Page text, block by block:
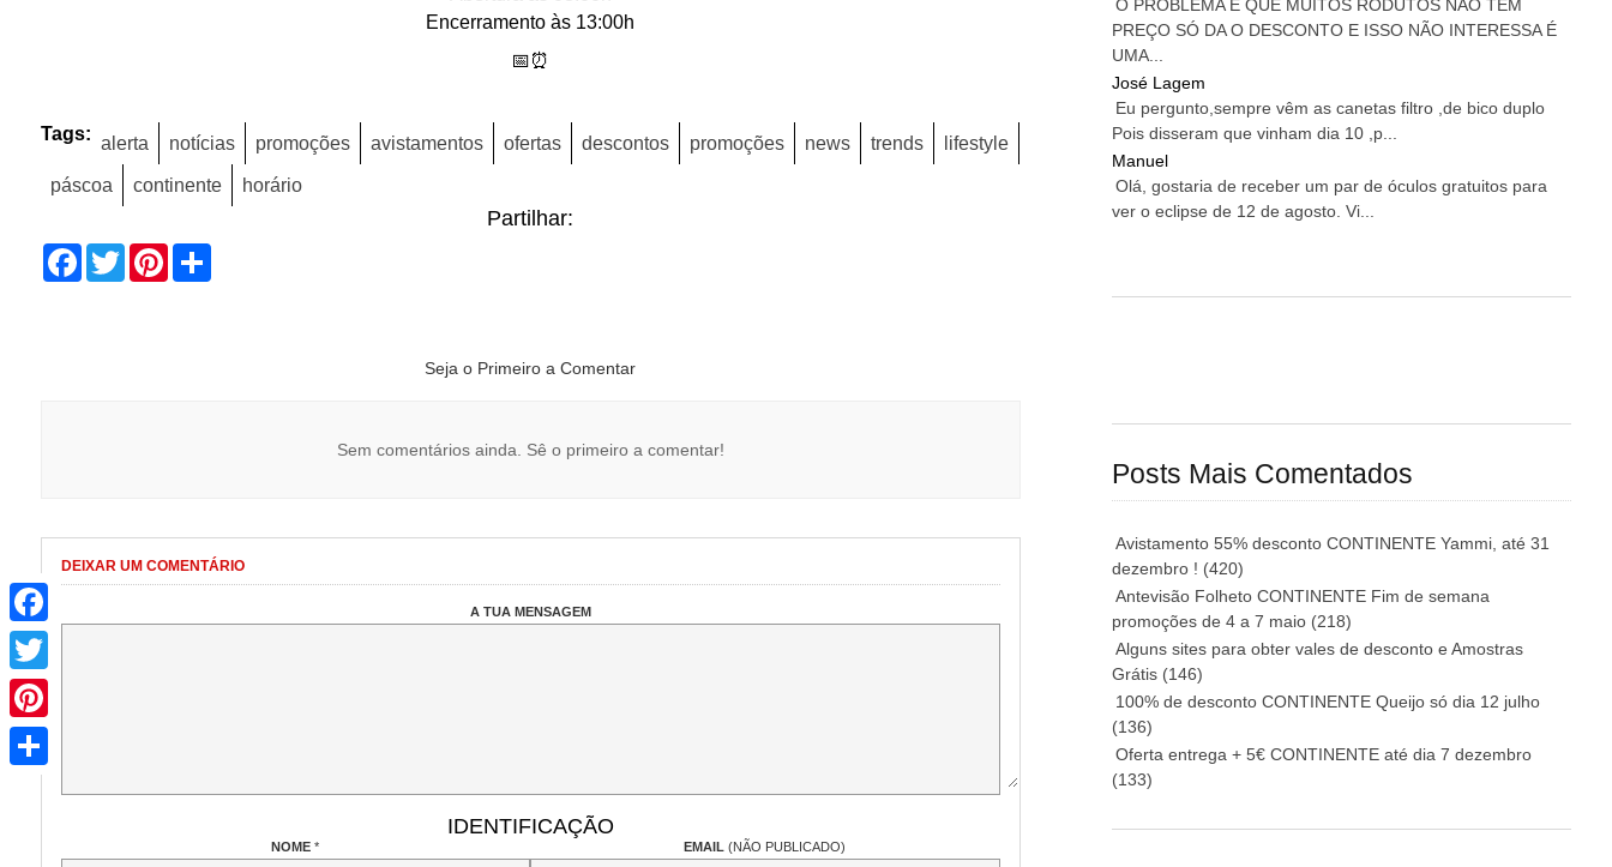
Encerramento às 13:00h
📅⏰
Tags: alerta notícias promoções avistamentos ofertas descontos promoções news trends
lifestyle
páscoa
continente horário
Partilhar:
Facebook
TwitterPinterest
Share
Seja o Primeiro a Comentar
Sem comentários ainda. Sê o primeiro a comentar!
DEIXAR UM COMENTÁRIO
A TUA MENSAGEM
IDENTIFICAÇÃO
NOME* EMAIL(NÃO PUBLICADO)
O PROBLEMA É QUE MUITOS RODUTOS NÃO TEM
PREÇO SÓ DA O DESCONTO E ISSO NÃO INTERESSA É
UMA...
José Lagem
Eu pergunto,sempre vêm as canetas filtro ,de bico duplo
Pois disseram que vinham dia 10 ,p...
Manuel
Olá, gostaria de receber um par de óculos gratuitos para
ver o eclipse de 12 de agosto. Vi...
Posts Mais Comentados
Avistamento 55% desconto CONTINENTE Yammi, até 31
dezembro ! (420)
Antevisão Folheto CONTINENTE Fim de semana
promoções de 4 a 7 maio (218)
Alguns sites para obter vales de desconto e Amostras
Grátis (146)
100% de desconto CONTINENTE Queijo só dia 12 julho
(136)
Oferta entrega + 5€ CONTINENTE até dia 7 dezembro
(133)